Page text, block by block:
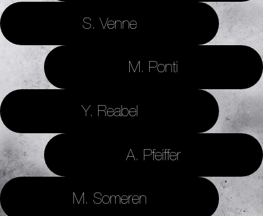
S. Venne
M. Ponti
Y. Reabel
A. Pfeiffer
M. Someren